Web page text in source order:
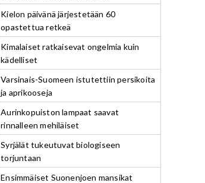
Kielon päivänä järjestetään 60
opastettua retkeä
Kimalaiset ratkaisevat ongelmia kuin
kädelliset
Varsinais-Suomeen istutettiin persikoita
ja aprikooseja
Aurinkopuiston lampaat saavat
rinnalleen mehiläiset
Syrjälät tukeutuvat biologiseen
torjuntaan
Ensimmäiset Suonenjoen mansikat